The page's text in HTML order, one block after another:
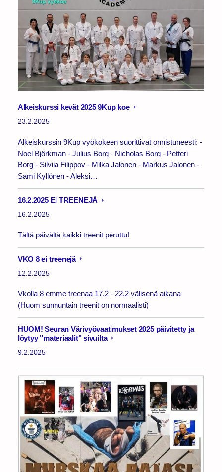
Alkeiskurssi kevät 2025 9Kup koe
23.2.2025
Alkeiskurssin 9Kup vyökokeen suorittivat onnistuneesti: -
Noel Björkman - Julius Borg - Nicholas Borg - Petteri
Borg - Silviia Filippov - Milka Jalonen - Markus Jalonen -
Sami Kyllönen - Aleksi…
16.2.2025 EI TREENEJÄ
16.2.2025
Tältä päivältä kaikki treenit peruttu!
VKO 8 ei treenejä
12.2.2025
Vkolla 8 emme treenaa 17.2 - 22.2 välisenä aikana
(Huom sunnuntain treenit on normaalisti)
HUOM! Seuran Värivyövaatimukset 2025 päivitetty ja
löytyy "materiaalit" sivuilta
9.2.2025